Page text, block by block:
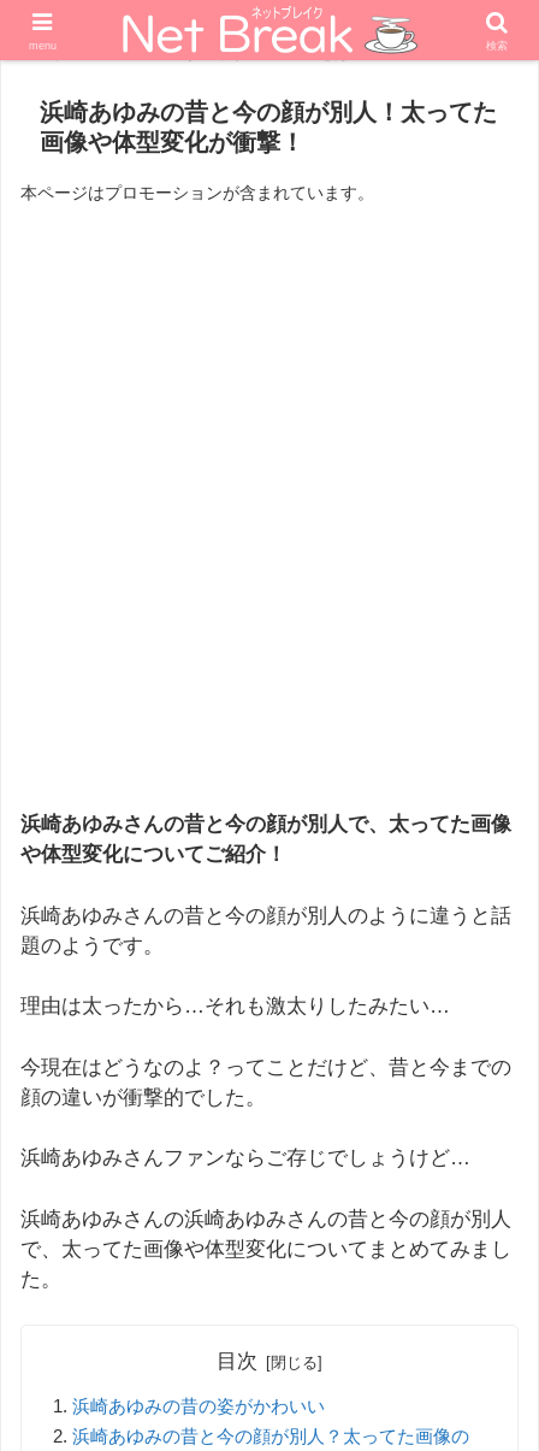
ホーム エンターテナー 歌手
浜崎あゆみの昔と今の顔が別人！太ってた
画像や体型変化が衝撃！
本ページはプロモーションが含まれています。
浜崎あゆみさんの昔と今の顔が別人で、太ってた画像
や体型変化についてご紹介！
浜崎あゆみさんの昔と今の顔が別人のように違うと話
題のようです。
理由は太ったから…それも激太りしたみたい…
今現在はどうなのよ？ってことだけど、昔と今までの
顔の違いが衝撃的でした。
浜崎あゆみさんファンならご存じでしょうけど…
浜崎あゆみさんの浜崎あゆみさんの昔と今の顔が別人
で、太ってた画像や体型変化についてまとめてみまし
た。
目次
浜崎あゆみの昔の姿がかわいい
浜崎あゆみの昔と今の顔が別人？太ってた画像の
menu 検索